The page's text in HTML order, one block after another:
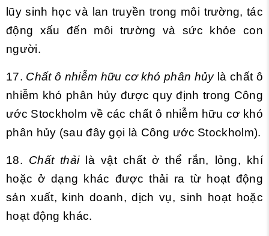
lũy sinh học và lan truyền trong môi trường, tác
động xấu đến môi trường và sức khỏe con
người.
17. Chất ô nhiễm hữu cơ khó phân hủy là chất ô
nhiễm khó phân hủy được quy định trong Công
ước Stockholm về các chất ô nhiễm hữu cơ khó
phân hủy (sau đây gọi là Công ước Stockholm).
18. Chất thảilà vật chất ở thể rắn, lỏng, khí
hoặc ở dạng khác được thải ra từ hoạt động
sản xuất, kinh doanh, dịch vụ, sinh hoạt hoặc
hoạt động khác.